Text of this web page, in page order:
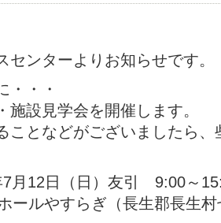
センターよりお知らせです。
・・・
施設見学会を開催します。
ことなどがございましたら
7月12日（日）友引 9:00～
ールやすらぎ（長生郡長生